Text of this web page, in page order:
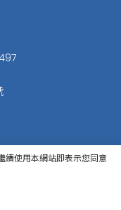
使用本網站即表示您同意